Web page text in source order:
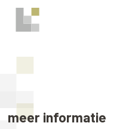
meer informatie